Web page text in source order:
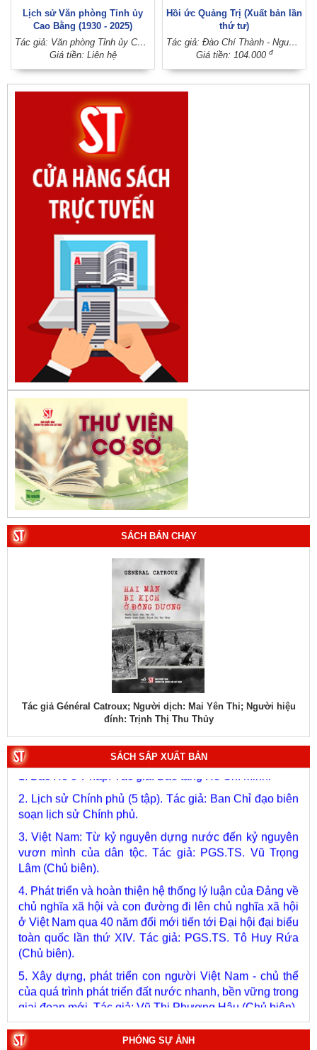
Lịch sử Văn phòng Tỉnh ủy
Cao Bằng (1930 - 2025)
Tác giả: Văn phòng Tỉnh ủy Cao Bằng (Ban Chấp hành Đảng bộ tỉnh Cao Bằng)
Giá tiền: Liên hệ
Hồi ức Quảng Trị (Xuất bản lần
thứ tư)
Tác giả: Đào Chí Thành - Nguyễn Thanh Quang; Sưu tầm và biên soạn: Nguyễn Thụy Kha
Giá tiền: 104.000 đ
SÁCH BÁN CHẠY
Catroux; Người dịch: Mai Yên Thi; Người hiệu
đính: Trịnh Thị Thu Thủy
Tác giả Đại tướng
SÁCH SẮP XUẤT BẢN
1. Bác Hồ ở Pháp. Tác giả: Bảo tàng Hồ Chí Minh.
2. Lịch sử Chính phủ (5 tập). Tác giả: Ban Chỉ đạo biên
soạn lịch sử Chính phủ.
3. Việt Nam: Từ kỷ nguyên dựng nước đến kỷ nguyên
vươn mình của dân tộc. Tác giả: PGS.TS. Vũ Trọng
Lâm (Chủ biên).
4. Phát triển và hoàn thiện hệ thống lý luận của Đảng về
chủ nghĩa xã hội và con đường đi lên chủ nghĩa xã hội
ở Việt Nam qua 40 năm đổi mới tiến tới Đại hội đại biểu
toàn quốc lần thứ XIV. Tác giả: PGS.TS. Tô Huy Rứa
(Chủ biên).
5. Xây dựng, phát triển con người Việt Nam - chủ thể
của quá trình phát triển đất nước nhanh, bền vững trong
giai đoạn mới. Tác giả: Vũ Thị Phương Hậu (Chủ biên).
6. Kết hợp chặt chẽ, hài hòa giữa phát triển văn hóa với
phát triển kinh tế, chính trị, xã hội. Tác giả: PGS.TS. Vũ
Văn Phúc (Chủ biên).PHÓNG SỰ ẢNH